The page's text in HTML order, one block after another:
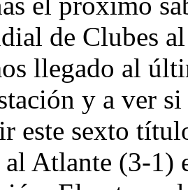
de Clubes
llegado al
y a ver
este sexto
Atlante (3-1)